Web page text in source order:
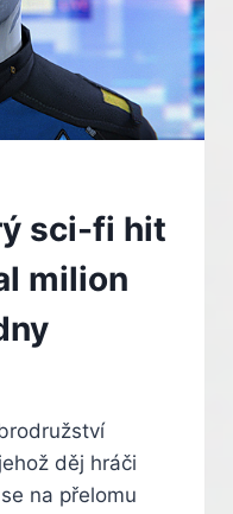
sci-fi hit
milion
děj hráči
na přelomu